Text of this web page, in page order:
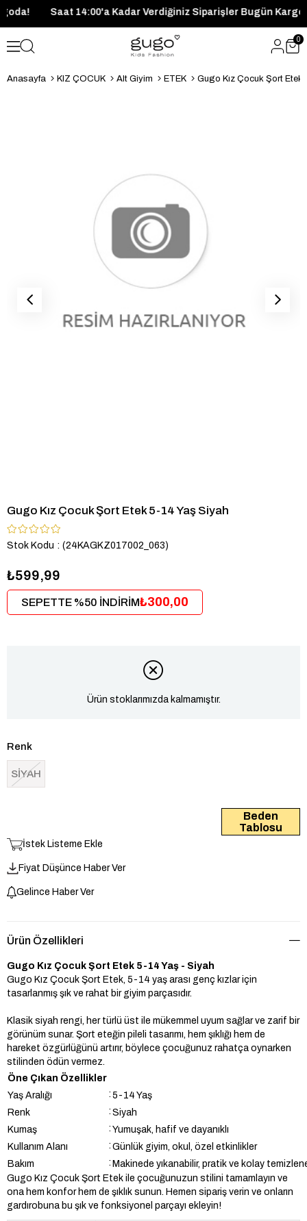
Saat 14:00'a Kadar Verdiğiniz Siparişler Bugün
0
Anasayfa KIZ ÇOCUK Alt Giyim ETEK Gugo Kız Çocuk Şort
Gugo Kız Çocuk Şort Etek 5-14 Yaş Siyah
Stok Kodu (24KAGKZ017002_063)
₺599,99
SEPETTE %50 İNDİRİM₺300,00
Ürün stoklarımızda kalmamıştır.
Renk
SİYAH
Beden
Tablosu
İstek Listeme Ekle
Fiyat Düşünce Haber Ver
Gelince Haber Ver
Ürün Özellikleri
Gugo Kız Çocuk Şort Etek 5-14 Yaş - Siyah
Gugo Kız Çocuk Şort Etek, 5-14 yaş arası genç kızlar için
tasarlanmış şık ve rahat bir giyim parçasıdır.
Klasik siyah rengi, her türlü üst ile mükemmel uyum sağlar ve zarif bir
görünüm sunar. Şort eteğin pileli tasarımı, hem şıklığı hem de
hareket özgürlüğünü artırır, böylece çocuğunuz rahatça oynarken
stilinden ödün vermez.
Öne Çıkan Özellikler
Yaş Aralığı
: 5-14 Yaş
Renk
: Siyah
Kumaş
: Yumuşak, hafif ve dayanıklı
Kullanım Alanı
: Günlük giyim, okul, özel etkinlikler
Bakım
: Makinede yıkanabilir, pratik ve kolay
Gugo Kız Çocuk Şort Etek ile çocuğunuzun stilini tamamlayın ve
ona hem konfor hem de şıklık sunun. Hemen sipariş verin ve onların
gardırobuna bu şık ve fonksiyonel parçayı ekleyin!